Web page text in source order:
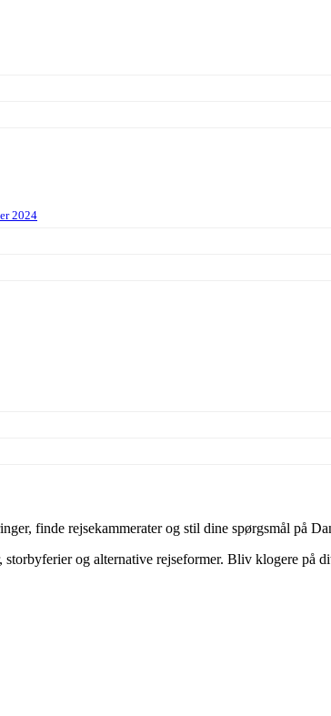
2024
finde rejsekammerater og stil dine spørgsmål på
og alternative rejseformer. Bliv klogere på